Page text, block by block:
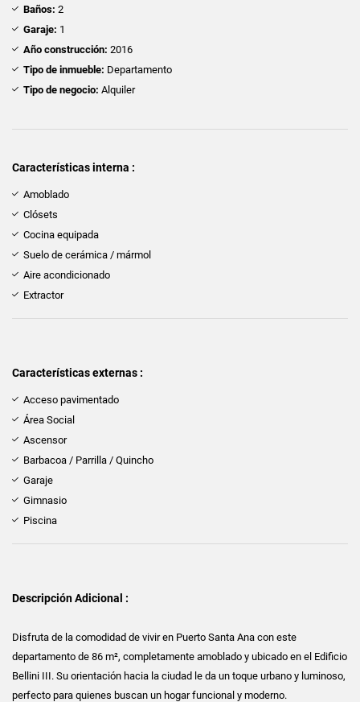
Baños: 2
Garaje: 1
Año construcción: 2016
Tipo de inmueble: Departamento
Tipo de negocio: Alquiler
Características interna :
Amoblado
Clósets
Cocina equipada
Suelo de cerámica / mármol
Aire acondicionado
Extractor
Características externas :
Acceso pavimentado
Área Social
Ascensor
Barbacoa / Parrilla / Quincho
Garaje
Gimnasio
Piscina
Descripción Adicional :
Disfruta de la comodidad de vivir en Puerto Santa Ana con este
departamento de 86 m², completamente amoblado y ubicado en el Edificio
Bellini III. Su orientación hacia la ciudad le da un toque urbano y luminoso,
perfecto para quienes buscan un hogar funcional y moderno.